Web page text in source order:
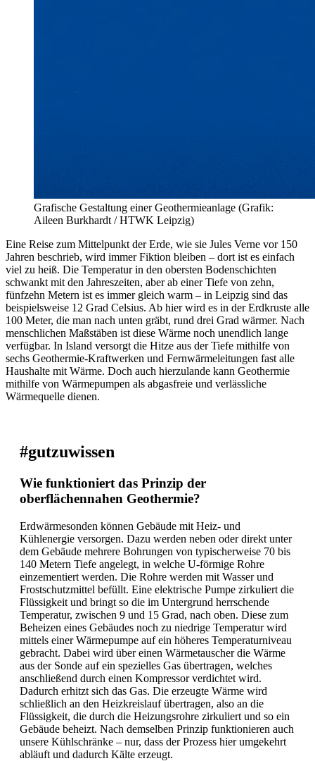
Grafische Gestaltung einer Geothermieanlage (Grafik:
Aileen Burkhardt / HTWK Leipzig)
Eine Reise zum Mittelpunkt der Erde, wie sie Jules Verne vor 150
Jahren beschrieb, wird immer Fiktion bleiben – dort ist es einfach
viel zu heiß. Die Temperatur in den obersten Bodenschichten
schwankt mit den Jahreszeiten, aber ab einer Tiefe von zehn,
fünfzehn Metern ist es immer gleich warm – in Leipzig sind das
beispielsweise 12 Grad Celsius. Ab hier wird es in der Erdkruste alle
100 Meter, die man nach unten gräbt, rund drei Grad wärmer. Nach
menschlichen Maßstäben ist diese Wärme noch unendlich lange
verfügbar. In Island versorgt die Hitze aus der Tiefe mithilfe von
sechs Geothermie-Kraftwerken und Fernwärmeleitungen fast alle
Haushalte mit Wärme. Doch auch hierzulande kann Geothermie
mithilfe von Wärmepumpen als abgasfreie und verlässliche
Wärmequelle dienen.
#gutzuwissen
Wie funktioniert das Prinzip der
oberflächennahen Geothermie?
Erdwärmesonden können Gebäude mit Heiz- und
Kühlenergie versorgen. Dazu werden neben oder direkt unter
dem Gebäude mehrere Bohrungen von typischerweise 70 bis
140 Metern Tiefe angelegt, in welche U-förmige Rohre
einzementiert werden. Die Rohre werden mit Wasser und
Frostschutzmittel befüllt. Eine elektrische Pumpe zirkuliert die
Flüssigkeit und bringt so die im Untergrund herrschende
Temperatur, zwischen 9 und 15 Grad, nach oben. Diese zum
Beheizen eines Gebäudes noch zu niedrige Temperatur wird
mittels einer Wärmepumpe auf ein höheres Temperaturniveau
gebracht. Dabei wird über einen Wärmetauscher die Wärme
aus der Sonde auf ein spezielles Gas übertragen, welches
anschließend durch einen Kompressor verdichtet wird.
Dadurch erhitzt sich das Gas. Die erzeugte Wärme wird
schließlich an den Heizkreislauf übertragen, also an die
Flüssigkeit, die durch die Heizungsrohre zirkuliert und so ein
Gebäude beheizt. Nach demselben Prinzip funktionieren auch
unsere Kühlschränke – nur, dass der Prozess hier umgekehrt
abläuft und dadurch Kälte erzeugt.